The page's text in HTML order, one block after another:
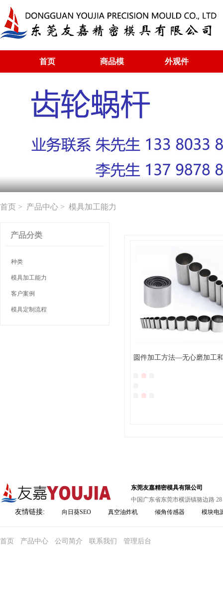
首页 商品模 外观件
首页 > 产品中心 > 模具加工能力
产品分类
种类
模具加工能力
客户案例
模具定制流程
圆件加工方法—无心磨加工
东莞友嘉精密模具有限公司
中国广东省东莞市横沥镇骆边路 28
友情链接: 向日葵SEO 真空油炸机 倾角传感器 模块电
首页 产品中心 公司简介 联系我们 管理后台